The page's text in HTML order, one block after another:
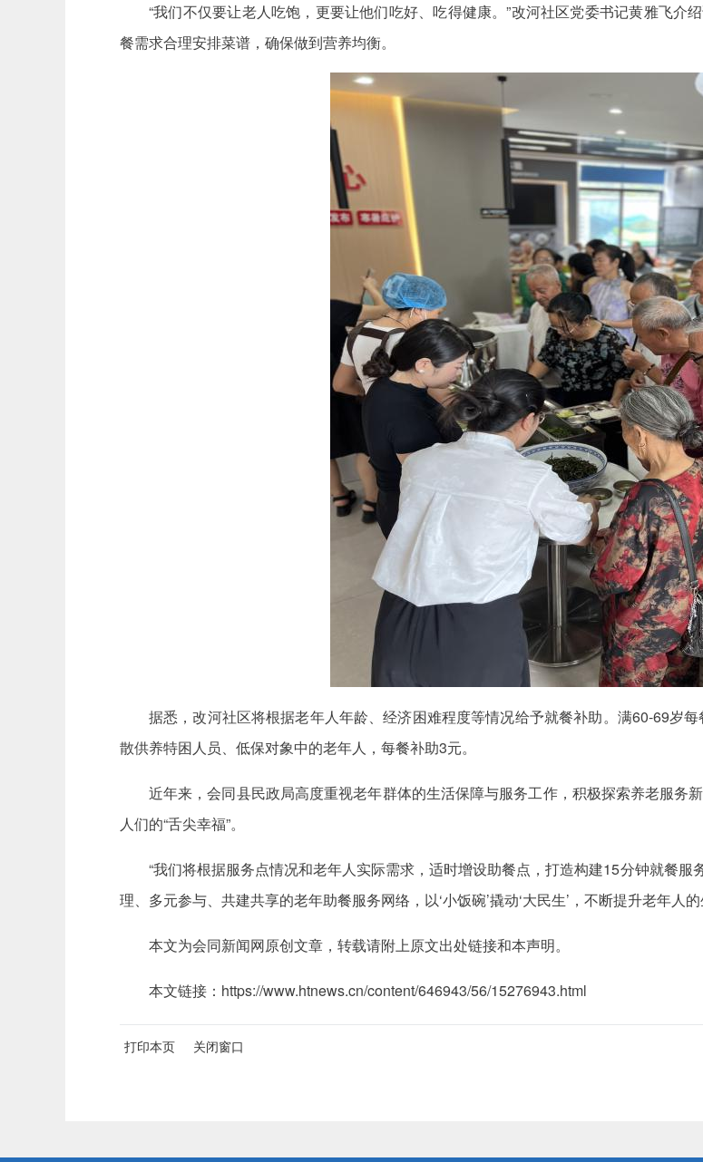
“我们不仅要让老人吃饱，更要让他们吃好、吃得健康。”改河社区党委书记黄雅飞
餐需求合理安排菜谱，确保做到营养均衡。
据悉，改河社区将根据老年人年龄、经济困难程度等情况给予就餐补助。满60-69岁
散供养特困人员、低保对象中的老年人，每餐补助3元。
近年来，会同县民政局高度重视老年群体的生活保障与服务工作，积极探索养老服务
人们的“舌尖幸福”。
“我们将根据服务点情况和老年人实际需求，适时增设助餐点，打造构建15分钟就餐
理、多元参与、共建共享的老年助餐服务网络，以‘小饭碗’撬动‘大民生’，不断提升老年人
本文为会同新闻网原创文章，转载请附上原文出处链接和本声明。
本文链接：https://www.htnews.cn/content/646943/56/15276943.html
打印本页 关闭窗口